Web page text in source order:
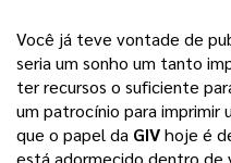
Você já teve vontade de
seria um sonho um tanto
ter recursos o suficiente
um patrocínio para imprimir
que o papel da GIVhoje é